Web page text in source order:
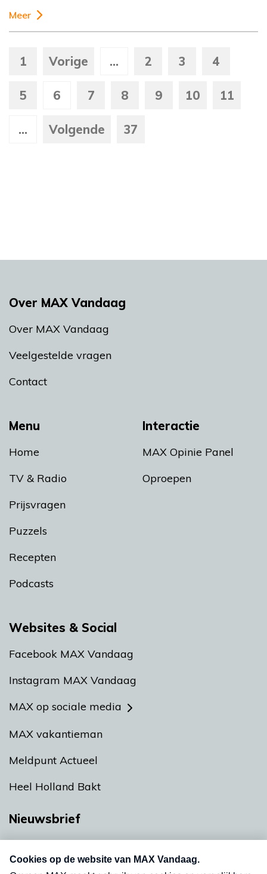
Meer
1 Vorige ... 2 3 4
5 6 7 8 9 10 11
... Volgende 37
Menu
Home
TV & Radio
Prijsvragen
Puzzels
Recepten
Podcasts
Interactie
MAX Opinie Panel
Oproepen
Over MAX Vandaag
Over MAX Vandaag
Veelgestelde vragen
Contact
Websites & Social
Facebook MAX Vandaag
Instagram MAX Vandaag
MAX op sociale media
MAX vakantieman
Meldpunt Actueel
Heel Holland Bakt
Nieuwsbrief
nieuwsbrief. Elke vrijdag- en dinsdagochtend in